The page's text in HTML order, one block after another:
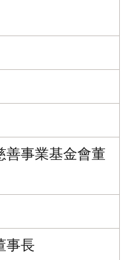
善事業基金會董
事長